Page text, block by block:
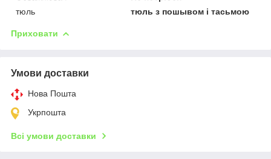
тюль
тюль з пошывом і тасьмою
Приховати
Умови доставки
Нова Пошта
Укрпошта
Всі умови доставки